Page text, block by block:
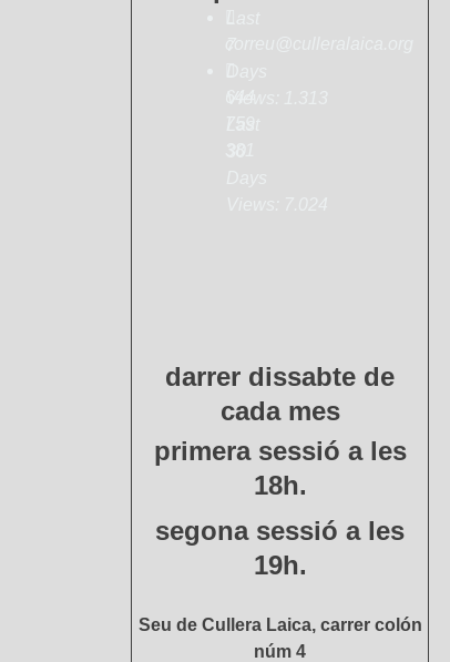
darrer dissabte de
cada mes
primera sessió a les
18h.
segona sessió a les
19h.
Seu de Cullera Laica, carrer colón
núm 4